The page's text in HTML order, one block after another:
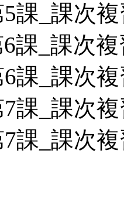
課_課次
課_課次
課_課次
課_課次
課_課次